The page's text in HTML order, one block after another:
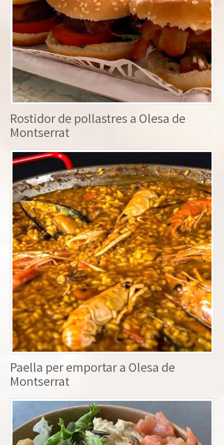
Rostidor de pollastres a Olesa de
Montserrat
Paella per emportar a Olesa de
Montserrat